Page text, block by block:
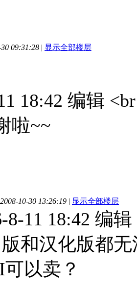
09:31:28 | 显示全部楼层
18:42 编辑
啦~~
10-30 13:26:19 | 显示全部楼层
8-11 18:42 编
和汉化版都
以卖？